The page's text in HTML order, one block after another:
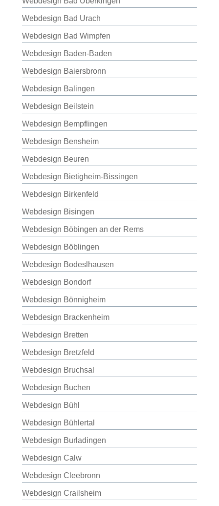
Webdesign Bad Urach
Webdesign Bad Wimpfen
Webdesign Baden-Baden
Webdesign Baiersbronn
Webdesign Balingen
Webdesign Beilstein
Webdesign Bempflingen
Webdesign Bensheim
Webdesign Beuren
Webdesign Bietigheim-Bissingen
Webdesign Birkenfeld
Webdesign Bisingen
Webdesign Böbingen an der Rems
Webdesign Böblingen
Webdesign Bodeslhausen
Webdesign Bondorf
Webdesign Bönnigheim
Webdesign Brackenheim
Webdesign Bretten
Webdesign Bretzfeld
Webdesign Bruchsal
Webdesign Buchen
Webdesign Bühl
Webdesign Bühlertal
Webdesign Burladingen
Webdesign Calw
Webdesign Cleebronn
Webdesign Crailsheim